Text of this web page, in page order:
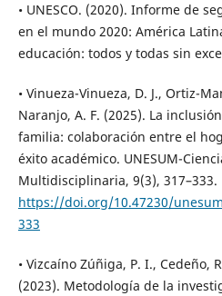
• UNESCO. (2020). Informe de
en el mundo 2020: América
educación: todos y todas sin
• Vinueza-Vinueza, D. J., Ortiz-
Naranjo, A. F. (2025). La
familia: colaboración entre el
éxito académico. UNESUM-
Multidisciplinaria, 9(3), 317–333.
https://doi.org/10.47230/
333
• Vizcaíno Zúñiga, P. I., Cedeño,
(2023). Metodología de la